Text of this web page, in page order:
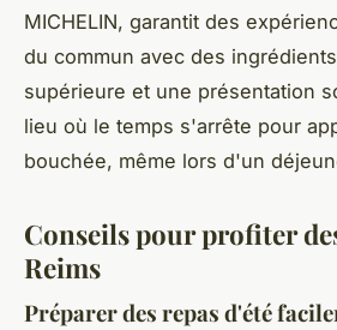
MICHELIN, garantit des
du commun avec des
supérieure et une présentation
lieu où le temps s'arrête pour
bouchée, même lors d'un
Conseils pour profiter
Reims
Préparer des repas d'été